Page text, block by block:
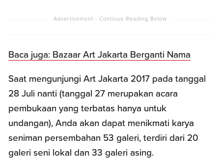
Baca juga: Bazaar Art Jakarta Berganti Nama
Saat mengunjungi Art Jakarta 2017 pada tanggal
28 Juli nanti (tanggal 27 merupakan acara
pembukaan yang terbatas hanya untuk
undangan), Anda akan dapat menikmati karya
seniman persembahan 53 galeri, terdiri dari 20
galeri seni lokal dan 33 galeri asing.